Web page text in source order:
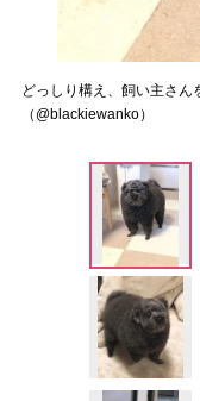
どっしり構え、飼い主さ
（@blackiewanko）